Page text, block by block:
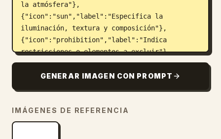
la atmósfera"},
{"icon":"sun","label":"Especifica la
iluminación, textura y composición"},
{"icon":"prohibition","label":"Indica
restricciones o elementos a excluir"},
{"icon":"pencil","label":"Al editar, aclara
qué cambiar y qué
prompt","image":"
taza blanca sobre un escritorio de madera
GENERAR IMAGEN CON PROMPT
IMÁGENES DE REFERENCIA